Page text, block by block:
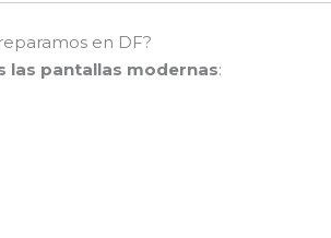
en DF?
las pantallas modernas: